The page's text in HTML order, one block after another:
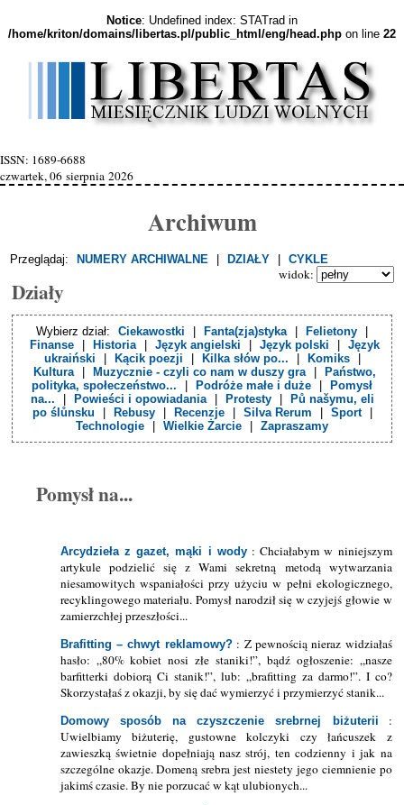
Notice: Undefined index: STATrad in
/home/kriton/domains/libertas.pl/public_html/eng/head.php on line 22
ISSN: 1689-6688
czwartek, 06 sierpnia 2026
Archiwum
Przeglądaj: NUMERY ARCHIWALNE | DZIAŁY | CYKLE
widok:
Działy
Wybierz dział: Ciekawostki Fanta(zja)styka Felietony
Finanse
Historia Język angielski Język polski
Język
ukraiński
Kącik poezji Kilka słów po... Komiks
Kultura
Muzycznie - czyli co nam w duszy gra
Państwo,
polityka, społeczeństwo...
Podróże małe i duże
Pomysł
na...
Powieści i opowiadania Protesty
Pů našymu, eli
po ślůnsku
Rebusy Recenzje Silva Rerum Sport
Technologie
Wielkie Żarcie Zapraszamy
Pomysł na...
Arcydzieła z gazet, mąki i wody: Chciałabym w niniejszym
artykule podzielić się z Wami sekretną metodą wytwarzania
niesamowitych wspaniałości przy użyciu w pełni ekologicznego,
recyklingowego materiału. Pomysł narodził się w czyjejś głowie w
zamierzchłej przeszłości...
Brafitting – chwyt reklamowy?: Z pewnością nieraz widziałaś
hasło: „80% kobiet nosi złe staniki!”, bądź ogłoszenie: „nasze
barfitterki dobiorą Ci stanik!”, lub: „brafitting za darmo!”. I co?
Skorzystałaś z okazji, by się dać wymierzyć i przymierzyć stanik...
Domowy sposób na czyszczenie srebrnej biżuterii
:
Uwielbiamy biżuterię, gustowne kolczyki czy łańcuszek z
zawieszką świetnie dopełniają nasz strój, ten codzienny i jak na
szczególne okazje. Domeną srebra jest niestety jego ciemnienie po
jakimś czasie. By nie porzucać w kąt ulubionych...